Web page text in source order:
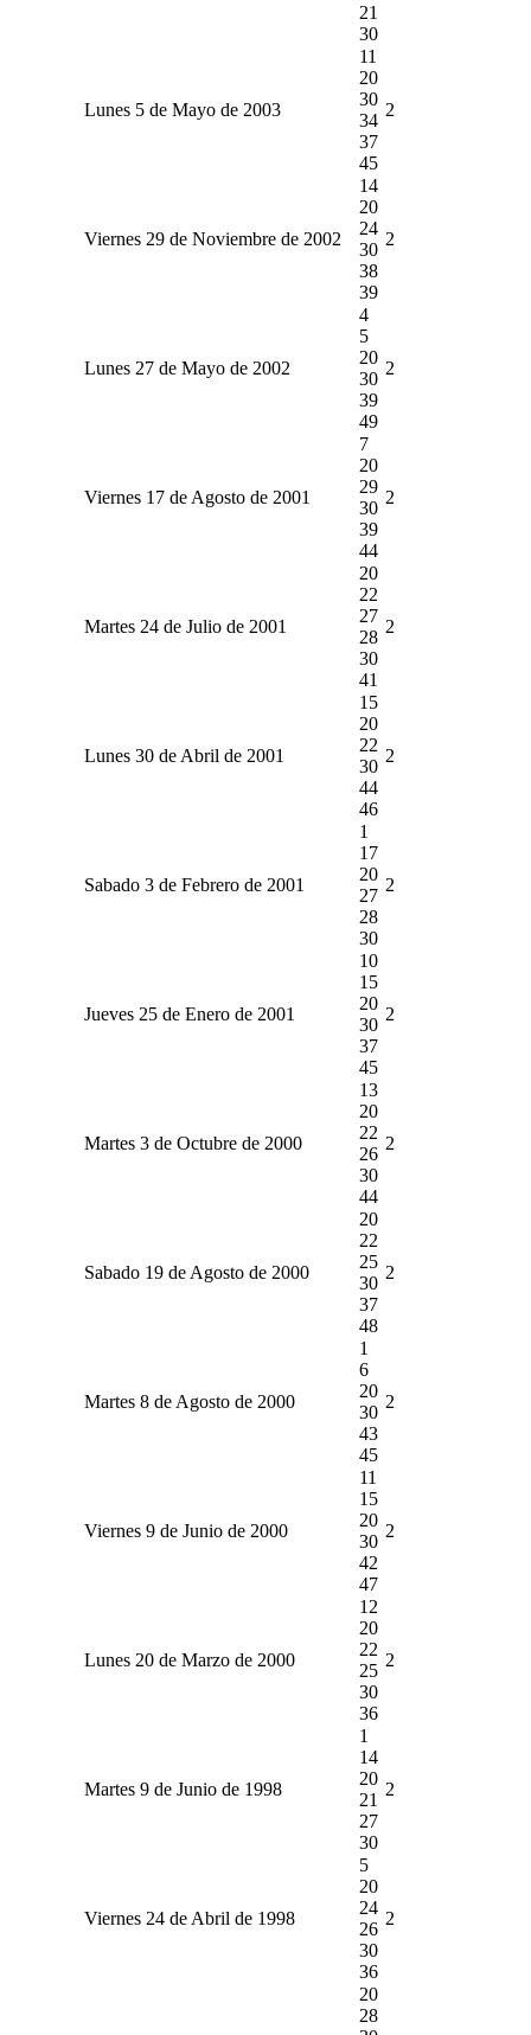
21
30
Lunes 5 de Mayo de 2003
11
20
30
34
37
45
2
Viernes 29 de Noviembre de 2002
14
20
24
30
38
39
2
Lunes 27 de Mayo de 2002
4
5
20
30
39
49
2
Viernes 17 de Agosto de 2001
7
20
29
30
39
44
2
Martes 24 de Julio de 2001
20
22
27
28
30
41
2
Lunes 30 de Abril de 2001
15
20
22
30
44
46
2
Sabado 3 de Febrero de 2001
1
17
20
27
28
30
2
Jueves 25 de Enero de 2001
10
15
20
30
37
45
2
Martes 3 de Octubre de 2000
13
20
22
26
30
44
2
Sabado 19 de Agosto de 2000
20
22
25
30
37
48
2
Martes 8 de Agosto de 2000
1
6
20
30
43
45
2
Viernes 9 de Junio de 2000
11
15
20
30
42
47
2
Lunes 20 de Marzo de 2000
12
20
22
25
30
36
2
Martes 9 de Junio de 1998
1
14
20
21
27
30
2
Viernes 24 de Abril de 1998
5
20
24
26
30
36
2
20
28